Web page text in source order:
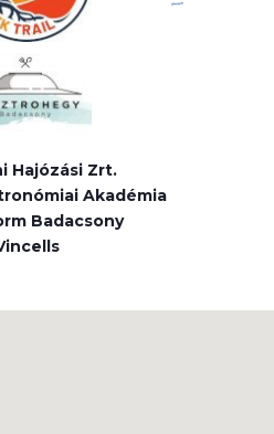
Hajózási Zrt.
Akadémia
Badacsony